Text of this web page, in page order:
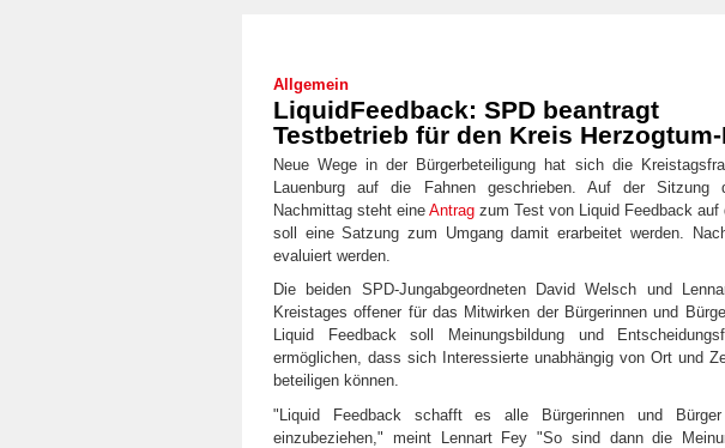
Allgemein
LiquidFeedback: SPD beantragt
Testbetrieb für den Kreis
Neue Wege in der Bürgerbeteiligung hat sich die
Lauenburg auf die Fahnen geschrieben. Auf der Sitzung
Nachmittag steht eine Antrag zum Test von Liquid Feedback
soll eine Satzung zum Umgang damit erarbeitet werden.
evaluiert werden.
Die beiden SPD-Jungabgeordneten David Welsch und
Kreistages offener für das Mitwirken der Bürgerinnen und
Liquid Feedback soll Meinungsbildung und
ermöglichen, dass sich Interessierte unabhängig von Ort und
beteiligen können.
"Liquid Feedback schafft es alle Bürgerinnen und
einzubeziehen," meint Lennart Fey "So sind dann die